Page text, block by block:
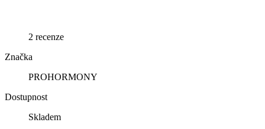
2 recenze
Značka
PROHORMONY
Dostupnost
Skladem